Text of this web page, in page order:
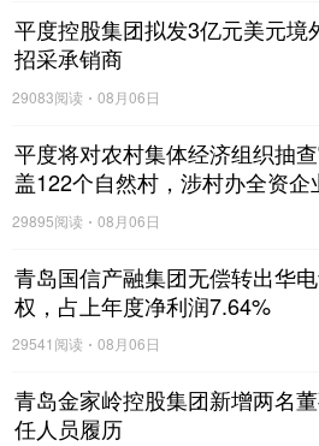
BadMarket潮流杂货铺、MOF少
部主理人品牌，将齐聚这座在
域，共同开创GT深活方式新纪元
平度控股集团拟发3亿元美元境
招采承销商
29083阅读 08月06日
平度将对农村集体经济组织抽
盖122个自然村，涉村办全资企
与村集体资金往来等情况
29895阅读 08月06日
青岛国信产融集团无偿转出华
权，占上年度净利润7.64%
29541阅读 08月06日
青岛金家岭控股集团新增两名
任人员履历